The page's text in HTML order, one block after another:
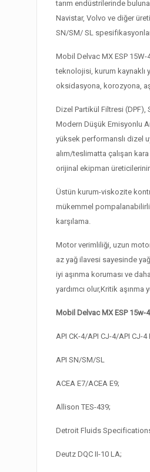
tarım endüstrilerinde
Navistar, Volvo ve diğer
SN/SM/ SL
Mobil Delvac MX ESP
teknolojisi, kurum kaynaklı
oksidasyona, korozyona,
Dizel Partikül Filtresi (DPF),
Modern Düşük Emisyonlu
yüksek performanslı dizel
alım/teslimatta çalışan
orijinal ekipman
Üstün kurum-viskozite
mükemmel
karşılama.
Motor verimliliği, uzun
az yağ ilavesi sayesinde yağ
iyi aşınma koruması ve
yardımcı olur,Kritik
Mobil Delvac MX ESP 15w-
API CK-4/API CJ-4/API CJ-
API SN/SM/SL
ACEA E7/ACEA E9;
Allison TES-439;
Detroit Fluids
Deutz DQC II-10 LA;